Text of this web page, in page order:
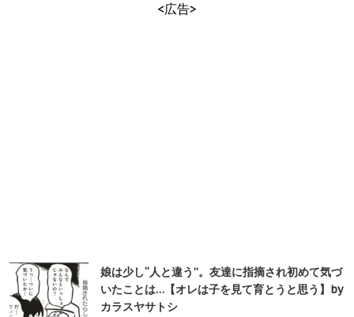
<広告>
娘は少し“人と違う”。友達に指摘され初めて気づ
いたことは…【オレは子を見て育とうと思う】by
カラスヤサトシ